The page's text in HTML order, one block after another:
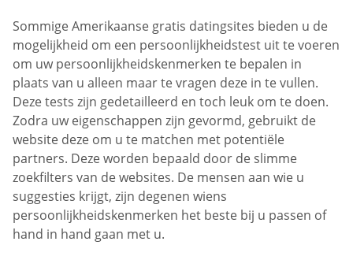
Sommige Amerikaanse gratis datingsites bieden u de
mogelijkheid om een persoonlijkheidstest uit te voeren
om uw persoonlijkheidskenmerken te bepalen in
plaats van u alleen maar te vragen deze in te vullen.
Deze tests zijn gedetailleerd en toch leuk om te doen.
Zodra uw eigenschappen zijn gevormd, gebruikt de
website deze om u te matchen met potentiële
partners. Deze worden bepaald door de slimme
zoekfilters van de websites. De mensen aan wie u
suggesties krijgt, zijn degenen wiens
persoonlijkheidskenmerken het beste bij u passen of
hand in hand gaan met u.